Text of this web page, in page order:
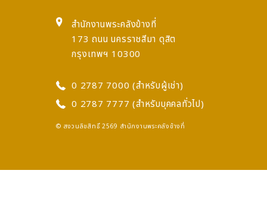
สำนักงานพระคลังข้างที่
173 ถนน นครราชสีมา ดุสิต
กรุงเทพฯ 10300
0 2787 7000 (สำหรับผู้เช่า)
0 2787 7777 (สำหรับบุคคลทั่วไป)
© สงวนลิขสิทธิ์ 2569 สำนักงานพระคลังข้างที่